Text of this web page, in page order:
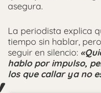
asegura.
La periodista explica
tiempo sin hablar,
seguir en silencio:
hablo por impulso,
los que callar ya no